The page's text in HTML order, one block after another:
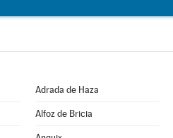
Adrada de Haza
Alfoz de Bricia